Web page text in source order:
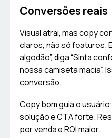
Conversões reais
Visual atrai, mas copy
claros, não só features.
algodão”, diga “Sinta
nossa camiseta macia”.
conversão.
Copy bom guia o
solução e CTA forte.
por venda e ROI maior.